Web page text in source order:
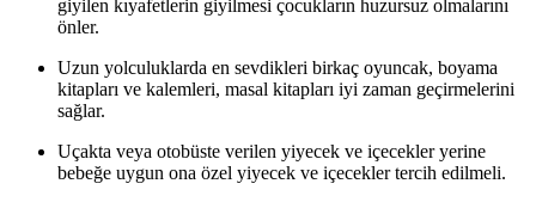
giyilen kıyafetlerin giyilmesi çocukların huzursuz olmalarını
önler.
Uzun yolculuklarda en sevdikleri birkaç oyuncak, boyama
kitapları ve kalemleri, masal kitapları iyi zaman geçirmelerini
sağlar.
Uçakta veya otobüste verilen yiyecek ve içecekler yerine
bebeğe uygun ona özel yiyecek ve içecekler tercih edilmeli.